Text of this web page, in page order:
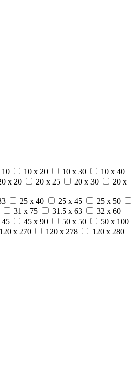
10 10 x 20 10 x 30
10 x 40
x 20 20 x 25 20 x 30
20 x
25 x 40 25 x 45
25 x 50
31 x 75 31.5 x 63
32 x 60
45 x 90 50 x 50
50 x 100
120 x 270 120 x 278
120 x 280